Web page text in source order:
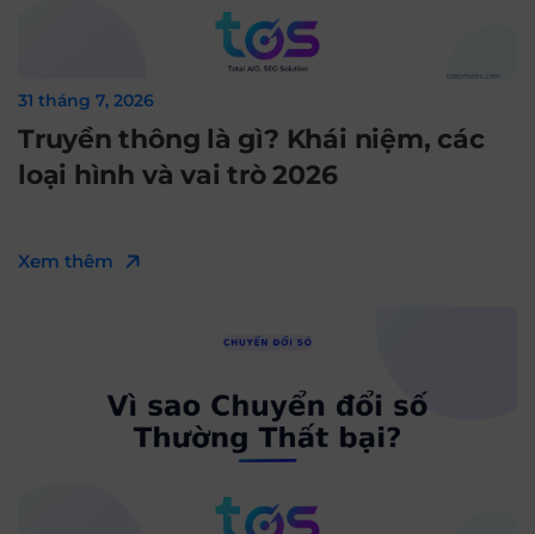
31 tháng 7, 2026
Truyền thông là gì? Khái niệm, các
loại hình và vai trò 2026
Xem thêm